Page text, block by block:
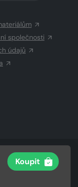
Koupit
společnosti
údajů
a.s.a dodavatelé